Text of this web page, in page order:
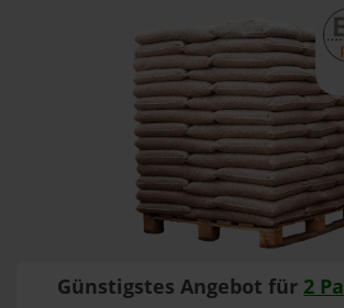
Günstigstes Angebot für 2